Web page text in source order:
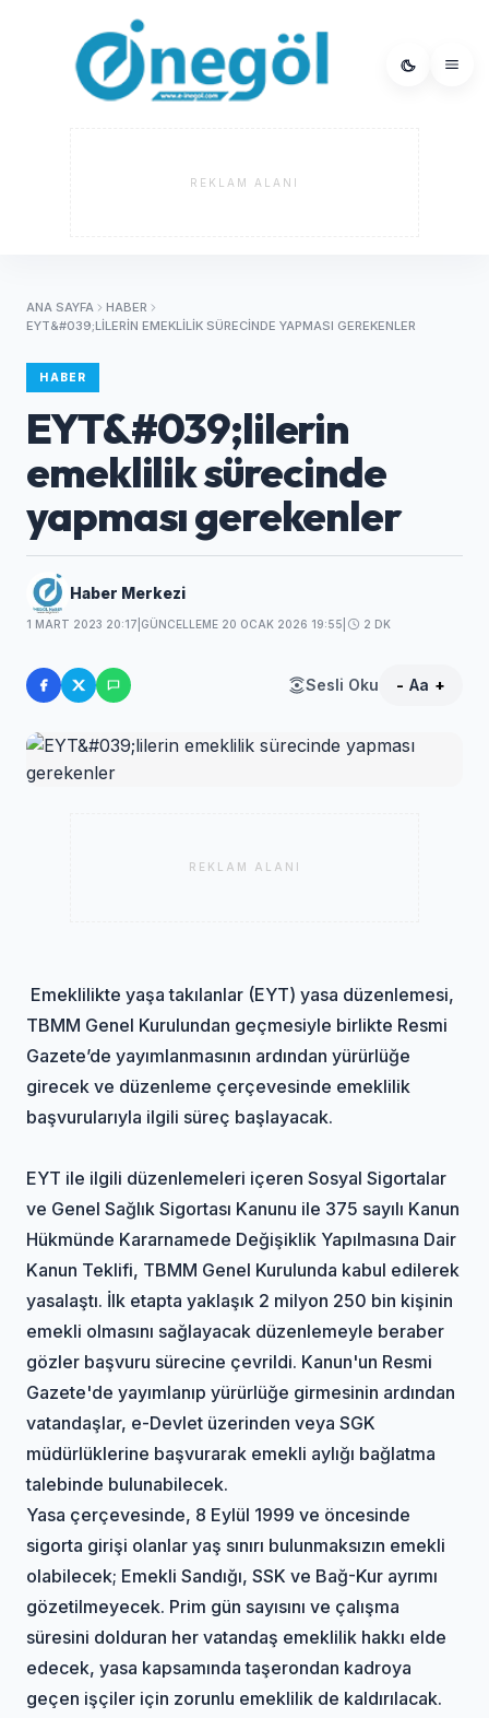
REKLAM ALANI
ANA SAYFA
HABER
EYT&#039;LILERIN EMEKLILIK SÜRECINDE YAPMASI GEREKENLER
HABER
EYT&#039;lilerin
emeklilik sürecinde
yapması gerekenler
Haber Merkezi
1 MART 2023 20:17 GÜNCELLEME 20 OCAK 2026 19:55 2 DK
Sesli Oku - Aa +
REKLAM ALANI
Emeklilikte yaşa takılanlar (EYT) yasa düzenlemesi,
TBMM Genel Kurulundan geçmesiyle birlikte Resmi
Gazete’de yayımlanmasının ardından yürürlüğe
girecek ve düzenleme çerçevesinde emeklilik
başvurularıyla ilgili süreç başlayacak.
EYT ile ilgili düzenlemeleri içeren Sosyal Sigortalar
ve Genel Sağlık Sigortası Kanunu ile 375 sayılı Kanun
Hükmünde Kararnamede Değişiklik Yapılmasına Dair
Kanun Teklifi, TBMM Genel Kurulunda kabul edilerek
yasalaştı. İlk etapta yaklaşık 2 milyon 250 bin kişinin
emekli olmasını sağlayacak düzenlemeyle beraber
gözler başvuru sürecine çevrildi. Kanun'un Resmi
Gazete'de yayımlanıp yürürlüğe girmesinin ardından
vatandaşlar, e-Devlet üzerinden veya SGK
müdürlüklerine başvurarak emekli aylığı bağlatma
talebinde bulunabilecek.
Yasa çerçevesinde, 8 Eylül 1999 ve öncesinde
sigorta girişi olanlar yaş sınırı bulunmaksızın emekli
olabilecek; Emekli Sandığı, SSK ve Bağ-Kur ayrımı
gözetilmeyecek. Prim gün sayısını ve çalışma
süresini dolduran her vatandaş emeklilik hakkı elde
edecek, yasa kapsamında taşerondan kadroya
geçen işçiler için zorunlu emeklilik de kaldırılacak.